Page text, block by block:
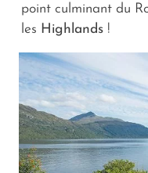
point culminant du
les Highlands !